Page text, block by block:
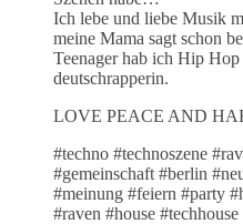
Ich lebe und liebe Musik
meine Mama sagt schon
Teenager hab ich Hip
deutschrapperin.
LOVE PEACE AND
#techno #technoszene
#gemeinschaft #berlin
#meinung #feiern #party
#raven #house